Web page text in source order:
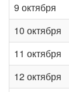
9 октября
10 октября
11 октября
12 октября